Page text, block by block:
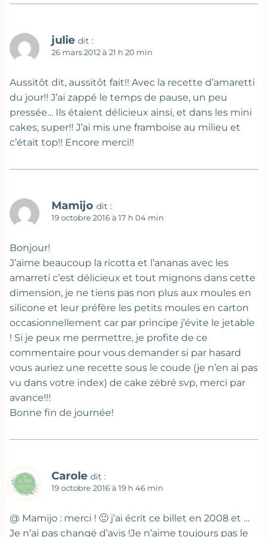
julie dit :
26 mars 2012 à 21 h 20 min
Aussitôt dit, aussitôt fait!! Avec la recette d’amaretti
du jour!! J’ai zappé le temps de pause, un peu
pressée… Ils étaient délicieux ainsi, et dans les mini
cakes, super!! J’ai mis une framboise au milieu et
c’était top!! Encore merci!!
Mamijo dit :
19 octobre 2016 à 17 h 04 min
Bonjour!
J’aime beaucoup la ricotta et l’ananas avec les
amarreti c’est délicieux et tout mignons dans cette
dimension, je ne tiens pas non plus aux moules en
silicone et leur préfère les petits moules en carton
occasionnellement car par principe j’évite le jetable
! Si je peux me permettre, je profite de ce
commentaire pour vous demander si par hasard
vous auriez une recette sous le coude (je n’en ai pas
vu dans votre index) de cake zébré svp, merci par
avance!!!
Bonne fin de journée!
Carole dit :
19 octobre 2016 à 19 h 46 min
@ Mamijo : merci ! 🙂 j’ai écrit ce billet en 2008 et …
Je n’ai pas changé d’avis !Je n’aime toujours pas le